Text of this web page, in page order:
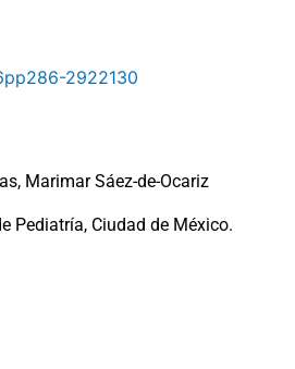
2922130
Marimar Sáez-de-Ocariz
Pediatría, Ciudad de México.